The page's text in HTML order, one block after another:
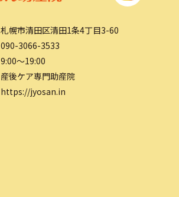
札幌市清田区清田1条4丁目3-60
090-3066-3533
9:00～19:00
産後ケア専門助産院
https://jyosan.in